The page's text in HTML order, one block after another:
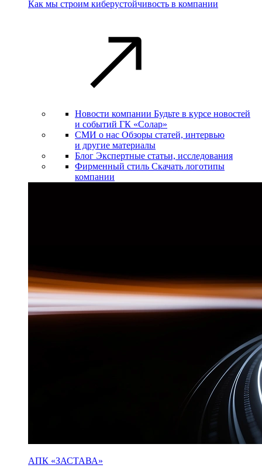
Как мы строим киберустойчивость в компании
Новости компании Будьте в курсе новостей
и событий ГК «Солар»
СМИ о нас Обзоры статей, интервью
и другие материалы
Блог Экспертные статьи, исследования
Фирменный стиль Скачать логотипы
компании
АПК «ЗАСТАВА»